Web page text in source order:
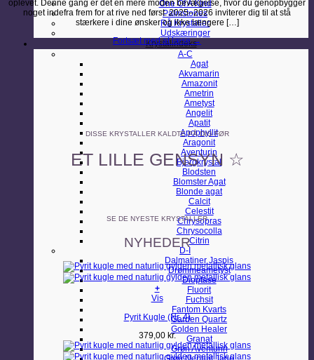
One Of A Kind
Palmstones
Rå Krystaller
Udskæringer
Krystalindeks
A-C
Agat
Akvamarin
Amazonit
Ametrin
Ametyst
Angelit
Apatit
Apophyllit
Aragonit
Aventurin
Bjergkrystal
Blodsten
Blomster Agat
Blonde agat
Calcit
Celestit
Chrysopras
Chrysocolla
Citrin
D-I
Dalmatiner Jaspis
Drømmeametyst
Dioptase
Fluorit
Fuchsit
Fantom Kvarts
Garden Quartz
Golden Healer
Granat
Grøn Aventurin
oplevet. Denne gang er det en mere moden bevægelse, hvor du genopbygger
noget indefra frem for at rive ned først. 2025–2026 inviterer dig til at stå
stærkere i dine ønsker og ikke længere […]
Fortsæt med at læse→
DISSE KRYSTALLER KALDTE PÅ DIG FØR
ET LILLE GENSYN ☆
SE DE NYESTE KRYSTALLER
NYHEDER
+
Vis
Pyrit Kugle (Nr. 4)
379,00 kr.